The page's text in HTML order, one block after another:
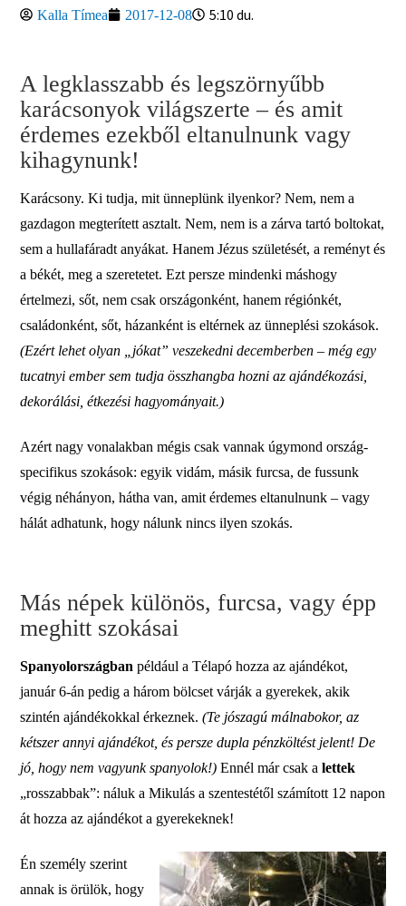
Kalla Tímea 2017-12-08 5:10 du.
A legklasszabb és legszörnyűbb
karácsonyok világszerte – és amit
érdemes ezekből eltanulnunk vagy
kihagynunk!
Karácsony. Ki tudja, mit ünneplünk ilyenkor? Nem, nem a
gazdagon megterített asztalt. Nem, nem is a zárva tartó boltokat,
sem a hullafáradt anyákat. Hanem Jézus születését, a reményt és
a békét, meg a szeretetet. Ezt persze mindenki máshogy
értelmezi, sőt, nem csak országonként, hanem régiónkét,
családonként, sőt, házanként is eltérnek az ünneplési szokások.
(Ezért lehet olyan „jókat” veszekedni decemberben – még egy
tucatnyi ember sem tudja összhangba hozni az ajándékozási,
dekorálási, étkezési hagyományait.)
Azért nagy vonalakban mégis csak vannak úgymond ország-
specifikus szokások: egyik vidám, másik furcsa, de fussunk
végig néhányon, hátha van, amit érdemes eltanulnunk – vagy
hálát adhatunk, hogy nálunk nincs ilyen szokás.
Más népek különös, furcsa, vagy épp
meghitt szokásai
Spanyolországban például a Télapó hozza az ajándékot,
január 6-án pedig a három bölcset várják a gyerekek, akik
szintén ajándékokkal érkeznek.(Te jószagú málnabokor, az
kétszer annyi ajándékot, és persze dupla pénzköltést jelent! De
jó, hogy nem vagyunk spanyolok!) Ennél már csak alettek
„rosszabbak”: náluk a Mikulás a szentestétől számított 12 napon
át hozza az ajándékot a gyerekeknek!
Én személy szerint
annak is örülök, hogy